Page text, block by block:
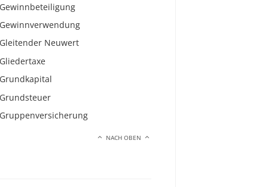
Gewinnbeteiligung
Gewinnverwendung
Gleitender Neuwert
Gliedertaxe
Grundkapital
Grundsteuer
Gruppenversicherung
NACH OBEN